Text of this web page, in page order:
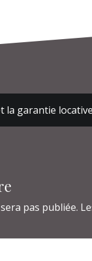
garantie
pas publiée.